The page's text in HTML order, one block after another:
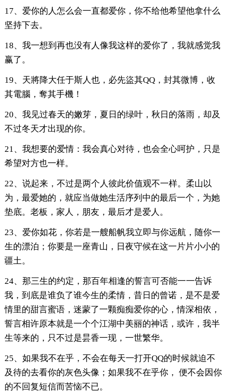
17、爱你的人怎么会一直都爱你，你不给他希望他拿什么
坚持下去。
18、我一想到再也没有人像我这样的爱你了，我就感觉我
赢了。
19、天將降大任于斯人也，必先盜其QQ，封其微博，收
其電腦，奪其手機！
20、我见过春天的嫩芽，夏日的绿叶，秋日的落雨，却及
不过冬天才出现的你。
21、我想要的爱情：我会真心对待，也会全心呵护，只是
希望对方也一样。
22、说起来，不过是两个人彼此价值观不一样。柔山以
为，最爱她的，就应当做她生活序列中的最后一个，为她
垫底。老板，家人，朋友，最后才是爱人。
23、爱你如花，你若是一艘船帆我立即与你远航，随你一
生的漂泊；你要是一座青山，日夜守候在这一片片小小的
疆土。
24、那三生的约定，那百年相逢的誓言可否能一一告诉
我，到底是谁负了谁今生的柔情，昔日的曾诺，是不是爱
情里的甜言蜜语，迷蒙了一颗痴痴爱你的心，情深相依，
誓言相许原本就是一个个江湖中美丽的神话，或许，我半
生等来的，只不过是昙香一现，一世繁华。
25、如果我不在乎，不会在每天一打开QQ的时候就迫不
及待的去看你的灰色头像；如果我不在乎你， 便不会因你
的不回复短信而苦恼不已。